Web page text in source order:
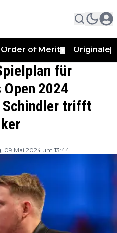
Order of Merit Originale
für
2024
Schindler trifft
09 Mai 2024 um 13:44